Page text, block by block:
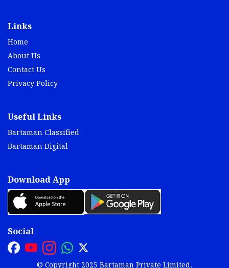
Links
Home
About Us
Contact Us
Privacy Policy
Useful Links
Bartaman Classified
Bartaman Digital
Download App
Social
© Copyright 2025 Bartaman Private Limited.